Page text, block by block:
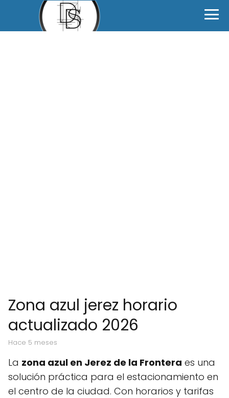
Zona azul jerez horario
actualizado 2026
hace 5 meses
La zona azul en Jerez de la Frontera es una
solución práctica para el estacionamiento en
el centro de la ciudad. Con horarios y tarifas